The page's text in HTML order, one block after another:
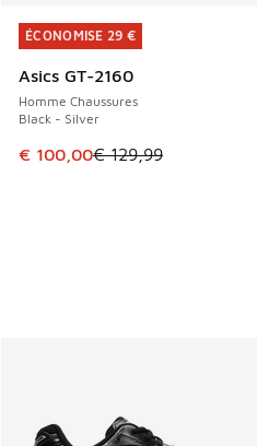
ÉCONOMISE 29 €
Asics GT-2160
Homme Chaussures
Black - Silver
Cet article est en promotion.
€ 100,00€ 129,99
ÉCONOMISE 29 €